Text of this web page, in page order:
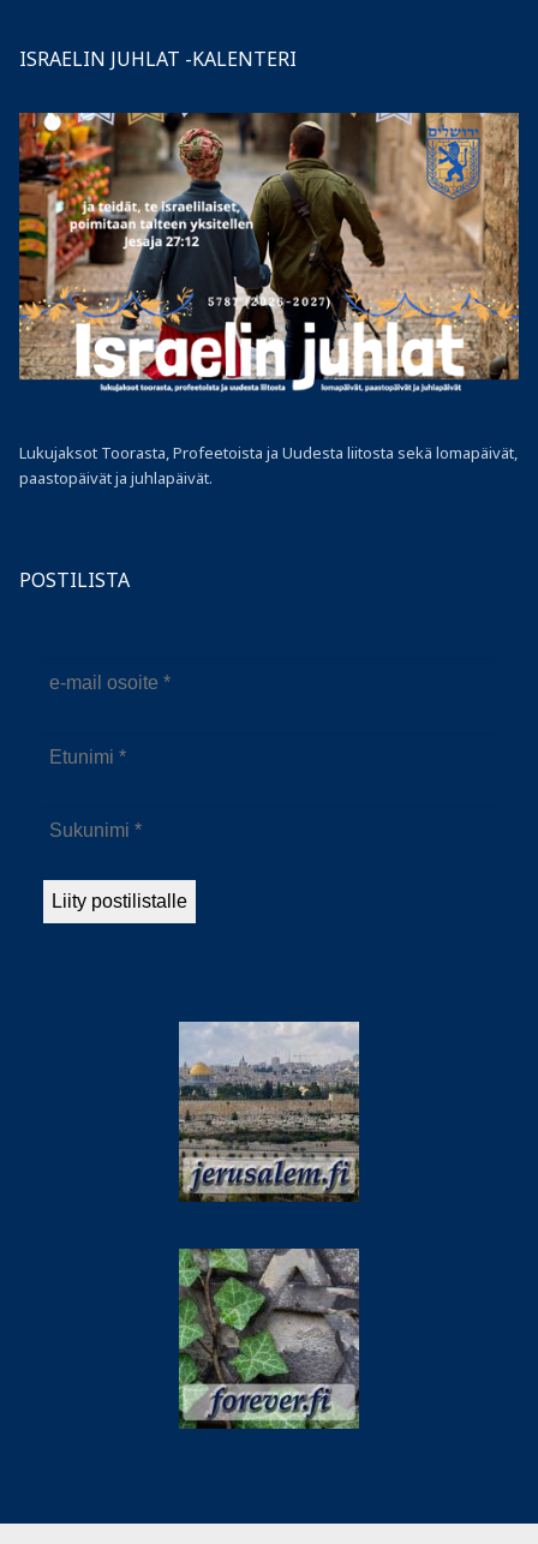
ISRAELIN JUHLAT -KALENTERI
Lukujaksot Toorasta, Profeetoista ja Uudesta liitosta sekä lomapäivät,
paastopäivät ja juhlapäivät.
POSTILISTA